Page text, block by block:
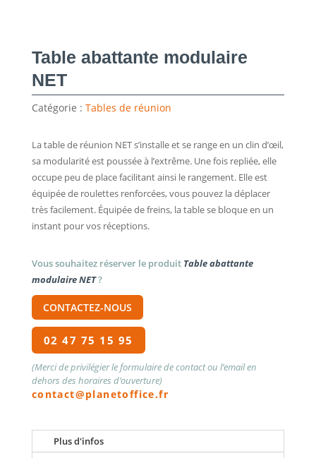
Table abattante modulaire
NET
Catégorie : Tables de réunion
La table de réunion NET s’installe et se range en un clin d’œil,
sa modularité est poussée à l’extrême. Une fois repliée, elle
occupe peu de place facilitant ainsi le rangement. Elle est
équipée de roulettes renforcées, vous pouvez la déplacer
très facilement. Équipée de freins, la table se bloque en un
instant pour vos réceptions.
Vous souhaitez réserver le produit Table abattante
modulaire NET?
CONTACTEZ-NOUS
02 47 75 15 95
(Merci de privilégier le formulaire de contact ou l’email en
dehors des horaires d’ouverture)
contact@planetoffice.fr
Plus d'infos